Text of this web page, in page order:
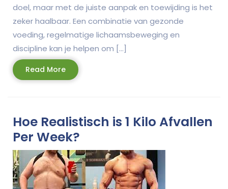
doel, maar met de juiste aanpak en toewijding is het
zeker haalbaar. Een combinatie van gezonde
voeding, regelmatige lichaamsbeweging en
discipline kan je helpen om […]
Read MoreRead
More
Hoe Realistisch is 1 Kilo Afvallen
Per Week?